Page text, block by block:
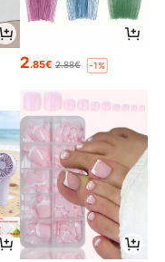
2.85€ 2.88€ -1%